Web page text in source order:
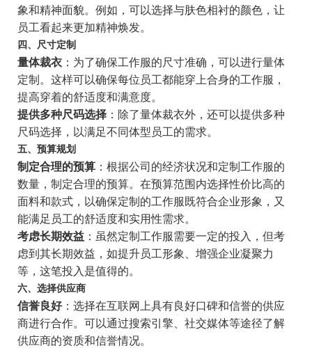
象和精神面貌。例如，可以选择与肤色相衬的颜色，让
员工看起来更加精神焕发。
四、尺寸定制
量体裁衣：为了确保工作服的尺寸准确，可以进行量体
定制。这样可以确保每位员工都能穿上合身的工作服，
提高穿着的舒适度和满意度。
提供多种尺码选择：除了量体裁衣外，还可以提供多种
尺码选择，以满足不同体型员工的需求。
五、预算规划
制定合理的预算：根据公司的经济状况和定制工作服的
数量，制定合理的预算。在预算范围内选择性价比高的
面料和款式，以确保定制的工作服既符合企业形象，又
能满足员工的舒适度和实用性需求。
考虑长期效益：虽然定制工作服需要一定的投入，但考
虑到其长期效益，如提升员工形象、增强企业凝聚力
等，这笔投入是值得的。
六、选择供应商
信誉良好：选择在互联网上具有良好口碑和信誉的供应
商进行合作。可以通过搜索引擎、社交媒体等途径了解
供应商的资质和信誉情况。